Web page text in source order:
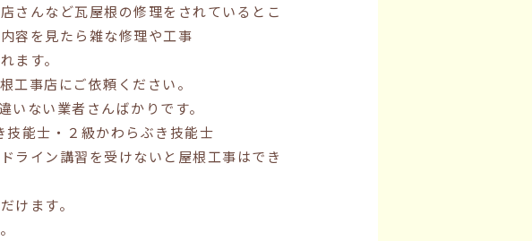
さんなど瓦屋根の修理をされているとこ
容を見たら雑な修理や工事
ます。
工事店にご依頼ください。
ない業者さんばかりです。
能士・２級かわらぶき技能士
ライン講習を受けないと屋根工事はでき
けます。